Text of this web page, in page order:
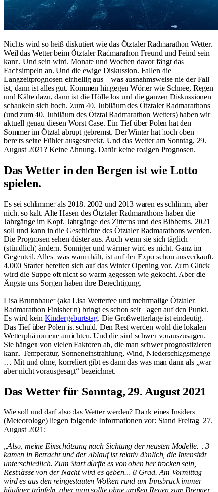
Nichts wird so heiß diskutiert wie das Ötztaler Radmarathon Wetter.
Weil das Wetter beim Ötztaler Radmarathon Freund und Feind sein
kann. Und sein wird. Monate und Wochen davor fängt das
Fachsimpeln an. Und die ewige Diskussion. Fallen die
Langzeitprognosen einhellig aus – was ausnahmsweise nie der Fall
ist, dann ist alles gut. Kommen hingegen Wörter wie Schnee, Regen
und Kälte dazu, dann ist die Hölle los und die ganzen Diskussionen
schaukeln sich hoch. Zum 40. Jubiläum des Ötztaler Radmarathons
(und zum 40. Jubiläum des Ötztal Radmarathon Wetters) haben wir
aktuell genau diesen Worst Case. Ein Tief über Polen hat den
Sommer im Ötztal abrupt gebremst. Der Winter hat hoch oben
bereits seine Fühler ausgestreckt. Und das Wetter am Sonntag, 29.
August 2021? Keine Ahnung. Dafür keine rosigen Prognosen.
Das Wetter in den Bergen ist wie Lotto
spielen.
Es sei schlimmer als 2018. 2002 und 2013 waren es schlimm, aber
nicht so kalt. Alte Hasen des Ötztaler Radmarathons haben die
Jahrgänge im Kopf. Jahrgänge des Zitterns und des Bibberns. 2021
soll und kann in die Geschichte des Ötztaler Radmarathons werden.
Die Prognosen sehen düster aus. Auch wenn sie sich täglich
(stündlich) ändern. Sonniger und wärmer wird es nicht. Ganz im
Gegenteil. Alles, was warm hält, ist auf der Expo schon ausverkauft.
4.000 Starter bereiten sich auf das Winter Opening vor. Zum Glück
wird die Suppe oft nicht so warm gegessen wie gekocht. Aber die
Ängste uns Sorgen haben ihre Berechtigung.
Lisa Brunnbauer (aka Lisa Wetterfee und mehrmalige Ötztaler
Radmarathon Finisherin) bringt es schon seit Tagen auf den Punkt.
Es wird kein Kindergeburtstag. Die Großwetterlage ist eindeutig.
Das Tief über Polen ist schuld. Den Rest werden wohl die lokalen
Wetterphänomene anrichten. Und die sind schwer vorauszusagen.
Sie hängen von vielen Faktoren ab, die man schwer prognostizieren
kann. Temperatur, Sonneneinstrahlung, Wind, Niederschlagsmenge
… Mit und ohne, korreliert gibt es dann das was man dann als „war
aber nicht vorausgesagt“ bezeichnet.
Das Wetter für Sonntag, 29. August 2021
Wie soll und darf also das Wetter werden? Dank eines Insiders
(Meteorologe) liegen folgende Informationen vor: Stand Freitag, 27.
August 2021:
„Also, meine Einschätzung nach Sichtung der neusten Modelle… 3
kamen in Betracht und der Ablauf ist relativ ähnlich, die Intensität
unterschiedlich. Zum Start dürfte es von oben her trocken sein,
Restnässe von der Nacht wird es geben… 8 Grad. Am Vormittag
wird es aus den reingestauten Wolken rund um Innsbruck immer
häufiger tröpfeln, aber man sollte ohne großen Regen zum Brenner